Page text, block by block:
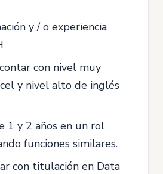
y / o experiencia
con nivel muy
y nivel alto de inglés
1 y 2 años en un rol
funciones similares.
con titulación en Data